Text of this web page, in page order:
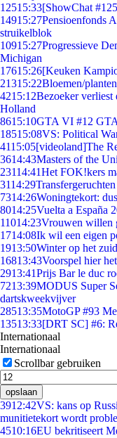
12515:33[ShowChat
14915:27Pensioenfonds
struikelblok
10915:27Progressieve
Michigan
17615:26[Keuken
21315:22Bloemen/
4215:12Bezoeker verliest
Holland
8615:10GTA VI #12
18515:08VS: Political
4115:05[videoland]The
3614:43Masters of the
23114:41Het FOK!kers
3114:29
7314:26Woningtekort:
8014:25Vuelta a España
11014:23Vrouwen willen
1714:08Ik wil een eigen
1913:50Winter op het
16813:43Voorspel hier
2913:41Prijs Bar le duc
7213:39MODUS Super
dartskweekvijver
28513:35MotoGP #93
13513:33[DRT SC] #6:
Internationaal
Internationaal
Scrollbar gebruiken
opslaan
3912:42VS: kans op
munitietekort wordt
4510:16EU bekritiseert